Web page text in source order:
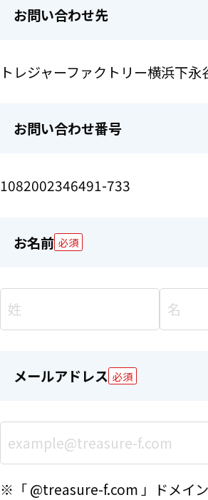
お問い合わせ先
トレジャーファクトリー横浜下永
お問い合わせ番号
1082002346491-733
お名前 必須
メールアドレス 必須
※「 @treasure-f.com 」ドメイ